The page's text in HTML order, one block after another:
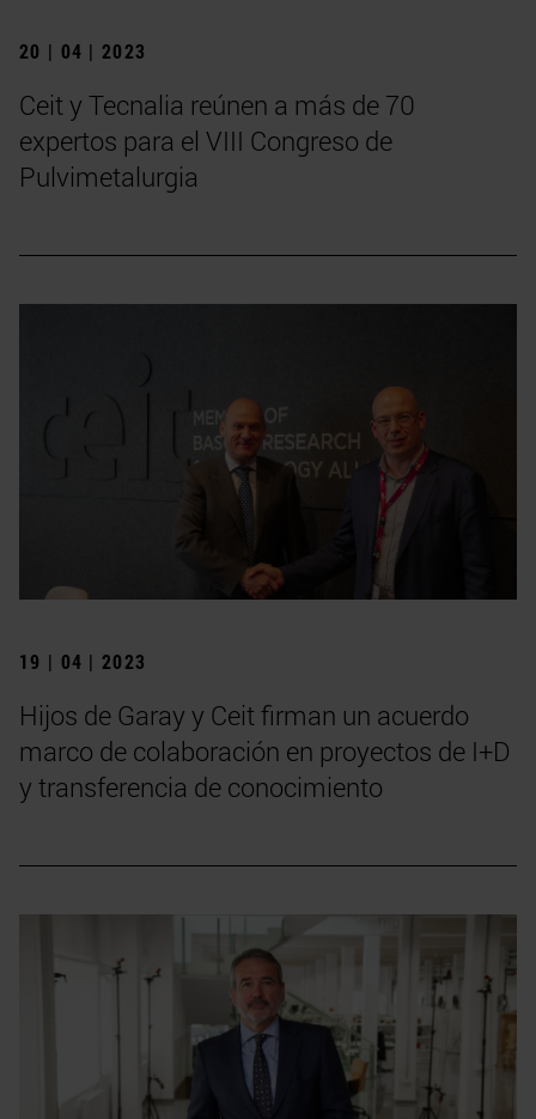
20 | 04 | 2023
Ceit y Tecnalia reúnen a más de 70
expertos para el VIII Congreso de
Pulvimetalurgia
19 | 04 | 2023
Hijos de Garay y Ceit firman un acuerdo
marco de colaboración en proyectos de I+D
y transferencia de conocimiento